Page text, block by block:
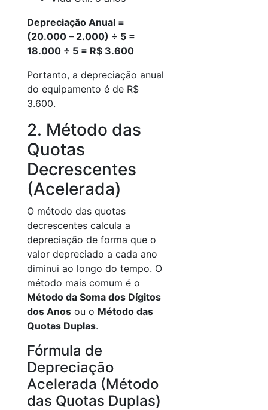
Depreciação Anual =
(20.000 – 2.000) ÷ 5 =
18.000 ÷ 5 = R$ 3.600
Portanto, a depreciação anual
do equipamento é de R$
3.600.
2. Método das
Quotas
Decrescentes
(Acelerada)
O método das quotas
decrescentes calcula a
depreciação de forma que o
valor depreciado a cada ano
diminui ao longo do tempo. O
método mais comum é o
Método da Soma dos Dígitos
dos Anos ou o Método das
Quotas Duplas.
Fórmula de
Depreciação
Acelerada (Método
das Quotas Duplas)